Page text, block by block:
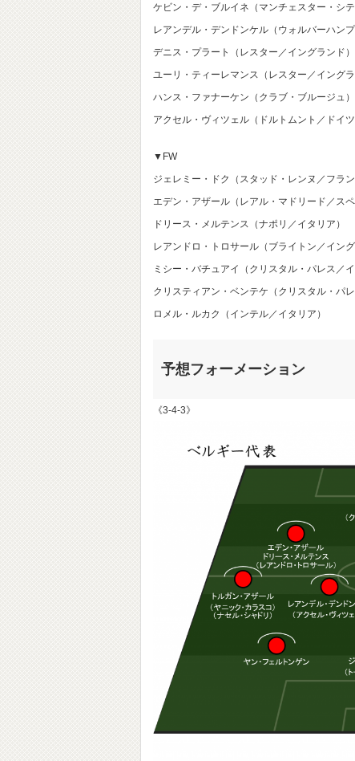
ケビン・デ・ブルイネ（マンチェスター・シテ
レアンデル・デンドンケル（ウォルバーハン
デニス・プラート（レスター／イングランド）
ユーリ・ティーレマンス（レスター／イングラ
ハンス・ファナーケン（クラブ・ブルージュ）
アクセル・ヴィツェル（ドルトムント／ドイツ
▼FW
ジェレミー・ドク（スタッド・レンヌ／フラン
エデン・アザール（レアル・マドリード／スペ
ドリース・メルテンス（ナポリ／イタリア）
レアンドロ・トロサール（ブライトン／イング
ミシー・バチュアイ（クリスタル・パレス／イ
クリスティアン・ベンテケ（クリスタル・パレ
ロメル・ルカク（インテル／イタリア）
予想フォーメーション
《3-4-3》